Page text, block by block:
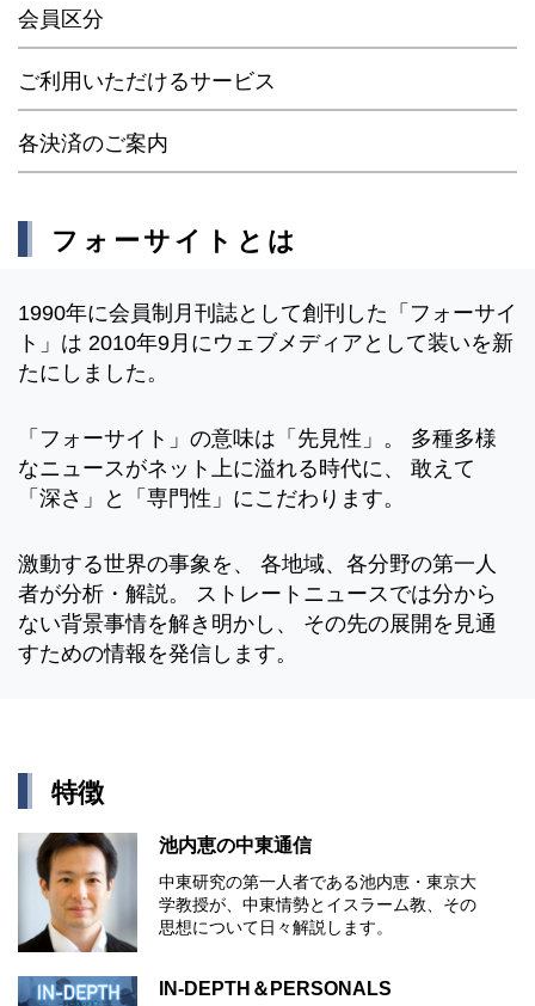
会員区分
ご利用いただけるサービス
各決済のご案内
フォーサイトとは
1990年に会員制月刊誌として創刊した「フォーサイ
ト」は 2010年9月にウェブメディアとして装いを新
たにしました。
「フォーサイト」の意味は「先見性」。 多種多様
なニュースがネット上に溢れる時代に、 敢えて
「深さ」と「専門性」にこだわります。
激動する世界の事象を、 各地域、各分野の第一人
者が分析・解説。 ストレートニュースでは分から
ない背景事情を解き明かし、 その先の展開を見通
すための情報を発信します。
特徴
池内恵の中東通信
中東研究の第⼀⼈者である池内恵・東京⼤
学教授が、中東情勢とイスラーム教、その
思想について⽇々解説します。
IN-DEPTH＆PERSONALS